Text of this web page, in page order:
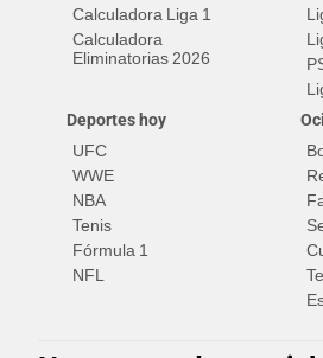
Calculadora Liga 1
Calculadora
Eliminatorias 2026
Deportes hoy
UFC
WWE
NBA
Tenis
Fórmula 1
NFL